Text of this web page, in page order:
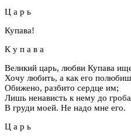
Ц а р ь
Купава!
К у п а в а
Великий царь, любви Купава
Хочу любить, а как его
Обижено, разбито сердце им;
Лишь ненависть к нему до
В груди моей. Не надо мне его.
Ц а р ь